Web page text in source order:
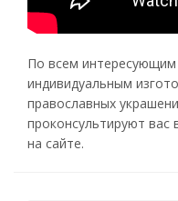
По всем
индивидуальным
православных
проконсультируют
на сайте.